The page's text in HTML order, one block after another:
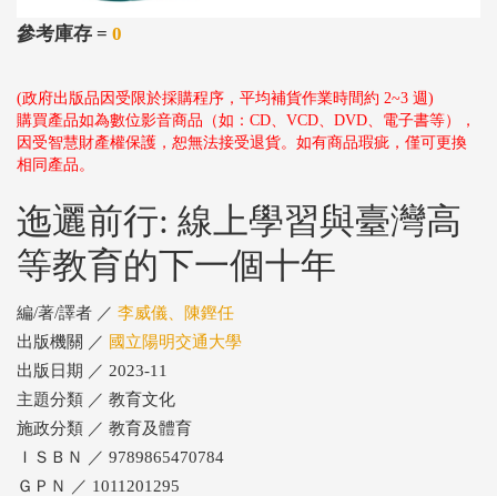
參考庫存 = 0
(政府出版品因受限於採購程序，平均補貨作業時間約 2~3 週)
購買產品如為數位影音商品（如：CD、VCD、DVD、電子書等），
因受智慧財產權保護，恕無法接受退貨。如有商品瑕疵，僅可更換
相同產品。
迤邐前行: 線上學習與臺灣高
等教育的下一個十年
編/著/譯者 ／ 李威儀、陳鏗任
出版機關 ／ 國立陽明交通大學
出版日期 ／ 2023-11
主題分類 ／ 教育文化
施政分類 ／ 教育及體育
ＩＳＢＮ ／ 9789865470784
ＧＰＮ ／ 1011201295